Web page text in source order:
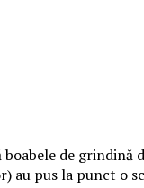
de grindină
pus la punct o